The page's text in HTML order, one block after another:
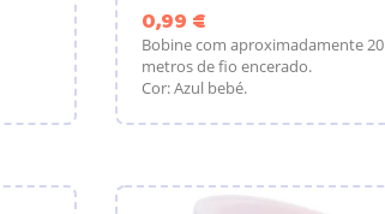
0,99 €
Bobine com aproximadamente 20
metros de fio encerado.
Cor: Azul bebé.